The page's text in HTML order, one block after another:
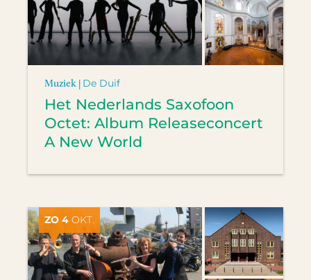
Muziek | De Duif
Het Nederlands Saxofoon
Octet: Album Releaseconcert
A New World
ZO 4 OKT.